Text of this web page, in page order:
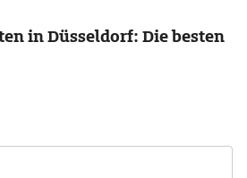
in Düsseldorf: Die besten